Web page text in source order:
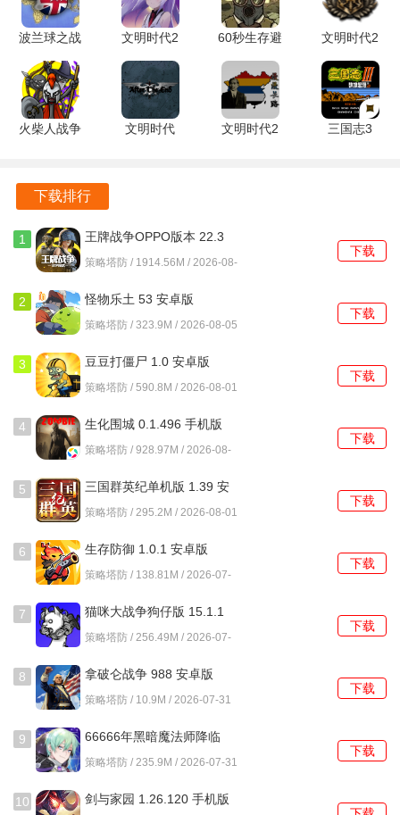
日) 安卓版
安卓版
安卓版
波兰球之战
二战版
1.3.0 安卓
版
文明时代2
文明的衰落
1.01415 安
卓版
60秒生存避
难所 10.15
安卓版
文明时代2
帝国之梦
6.18 手机
版
火柴人战争
安卓版
文明时代
文明时代2
三国志3
下载排行
1
王牌战争OPPO版本 22.3
最新版
策略塔防 / 1914.56M / 2026-08-
下载
2 怪物乐土 53 安卓版
策略塔防 / 323.9M / 2026-08-05
下载
3 豆豆打僵尸 1.0 安卓版
策略塔防 / 590.8M / 2026-08-01
下载
4 生化围城 0.1.496 手机版
策略塔防 / 928.97M / 2026-08-
下载
5
三国群英纪单机版 1.39 安
卓版
策略塔防 / 295.2M / 2026-08-01
下载
6 生存防御 1.0.1 安卓版
策略塔防 / 138.81M / 2026-07-
下载
7
猫咪大战争狗仔版 15.1.1
安卓版
策略塔防 / 256.49M / 2026-07-
下载
8 拿破仑战争 988 安卓版
策略塔防 / 10.9M / 2026-07-31
下载
9
66666年黑暗魔法师降临
1.0.7 安卓版
策略塔防 / 235.9M / 2026-07-31
下载
10
剑与家园 1.26.120 手机版